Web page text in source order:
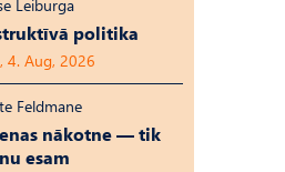
Leiburga
politika
4. Aug, 2026
Feldmane
nākotne — tik
esam